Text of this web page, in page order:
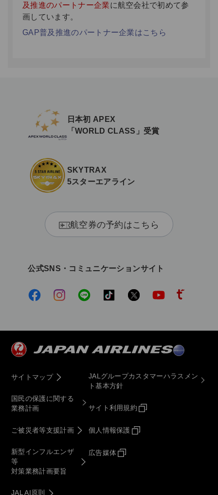
及推進のパートナー企業に航空会社で初めて参
画しています。
GAP普及推進のパートナー企業はこちら
日本初 APEX
「WORLD CLASS」受賞
SKYTRAX
5スターエアライン
航空券の予約はこちら
公式SNS・コミュニケーションサイト
サイトマップ
国民の保護に関する
業務計画
ご被災者等支援計画
新型インフルエンザ
等
対策業務計画要旨
JAL AI原則
JALグループカスタマーハラスメン
ト基本方針
サイト利用規約
個人情報保護
広告媒体